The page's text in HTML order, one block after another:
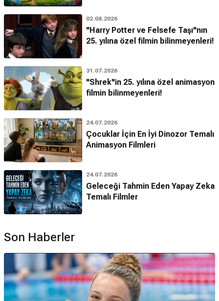
02.08.2026
"Harry Potter ve Felsefe Taşı"nın
25. yılına özel filmin bilinmeyenleri!
31.07.2026
"Shrek"in 25. yılına özel animasyon
filmin bilinmeyenleri!
24.07.2026
Çocuklar İçin En İyi Dinozor Temalı
Animasyon Filmleri
24.07.2026
Geleceği Tahmin Eden Yapay Zeka
Temalı Filmler
Son Haberler